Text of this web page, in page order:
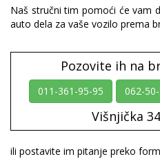
Naš stručni tim pomoći će vam
auto dela za vaše vozilo prema
Pozovite ih na
011-361-95-95 062-
Višnjička
ili postavite im pitanje preko